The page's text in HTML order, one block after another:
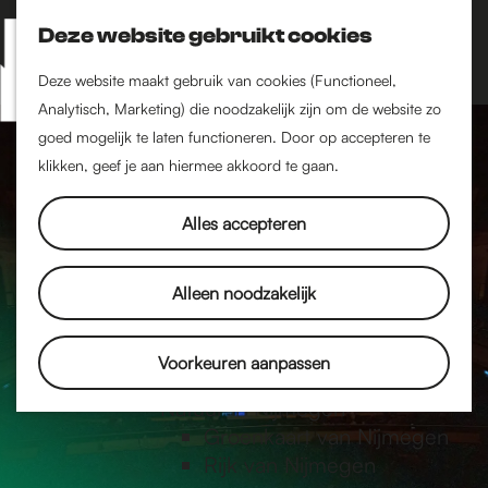
Deze website gebruikt cookies
Deze website maakt gebruik van cookies (Functioneel,
Analytisch, Marketing) die noodzakelijk zijn om de website zo
goed mogelijk te laten functioneren. Door op accepteren te
klikken, geef je aan hiermee akkoord te gaan.
Alles accepteren
Alleen noodzakelijk
Voorkeuren aanpassen
Z
o
e
k
e
K
a
a
r
t
M
e
n
Nijmegen-Nieuw-West
Dukenburg
Lindenholt
Historie
De oudste stad van
Nederland
Historische tijdlijn
Romeinse Limes
Vrede van Nijmegen
Penning
Natuur in Nijmegen
Groenkaart van Nijmegen
Rijk van Nijmegen